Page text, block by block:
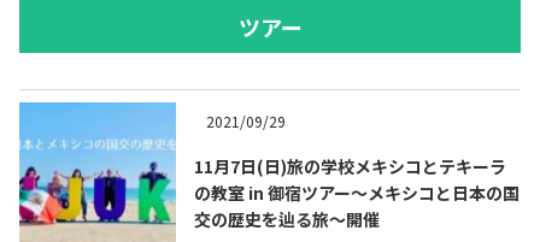
ツアー
2021/09/29
11月7日(日)旅の学校メキシコとテキーラ
の教室 in 御宿ツアー～メキシコと日本の国
交の歴史を辿る旅～開催